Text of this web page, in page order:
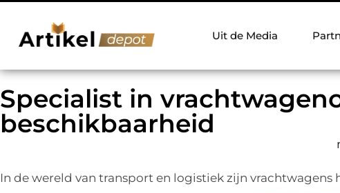
Uit de Media
Specialist in
beschikbaarheid
In de wereld van transport en logistiek zijn